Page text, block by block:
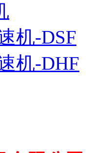
机-DSF
机-DHF